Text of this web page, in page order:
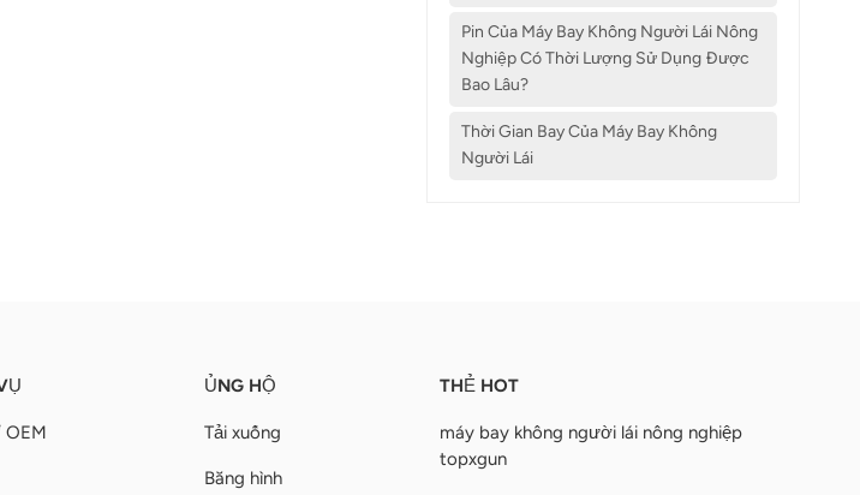
Pin Của Máy Bay Không Người Lái Nông
Nghiệp Có Thời Lượng Sử Dụng Được
Bao Lâu?
Thời Gian Bay Của Máy Bay Không
Người Lái
OEM
ỦNG HỘ
Tải xuống
Băng hình
THẺ HOT
máy bay không người lái nông nghiệp
topxgun